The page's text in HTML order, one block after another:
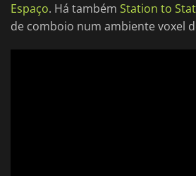
Espaço. Há também Station to
de comboio num ambiente voxel